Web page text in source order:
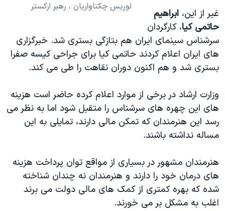
لوریس چکناواریان ، رهبر ارکستر
غیر از این، ابراهیم
حاتمی کیا، کارگردان
سرشناس سینمای ایران هم بتازگی بستری شد. خبرگزاری
های ایران اعلام کردند حاتمی کیا برای جراحی کیسه صفرا
بستری شد و هم اکنون دوران نقاهت را طی می کند.
وزارت ارشاد در برخی از موارد اعلام کرده حاضر است هزینه
های این چهره های سرشناس را متقبل شود اما به نظر می
رسد این هنرمندان که تمکن مالی دارند، تمایلی به این
مساله نداشته باشند.
هنرمندان مشهور در بسیاری از مواقع توان پرداخت هزینه
های درمان خود را دارند و هنرمندان نه چندان شناخته
شده که بهره کمتری از کمک های مالی دولت می برند
اغلب به مشکل بر می خورند.